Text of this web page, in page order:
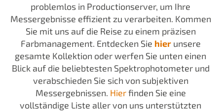
problemlos in Productionserver, um Ihre
Messergebnisse effizient zu verarbeiten. Kommen
Sie mit uns auf die Reise zu einem präzisen
Farbmanagement. Entdecken Sie hier unsere
gesamte Kollektion oder werfen Sie unten einen
Blick auf die beliebtesten Spektrophotometer und
verabschieden Sie sich von subjektiven
Messergebnissen. Hierfinden Sie eine
vollständige Liste aller von uns unterstützten